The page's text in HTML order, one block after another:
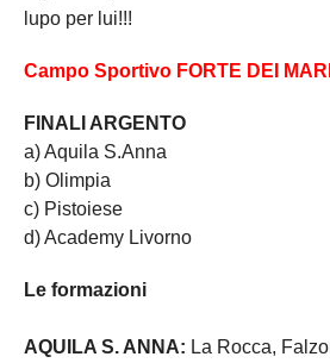
lupo per lui!!!
Campo Sportivo FORTE DEI
FINALI ARGENTO
a) Aquila S.Anna
b) Olimpia
c) Pistoiese
d) Academy Livorno
Le formazioni
AQUILA S. ANNA: La Rocca,